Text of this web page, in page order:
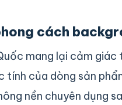
cách
mang lại cảm
tính của dòng sản
nền chuyên dụng